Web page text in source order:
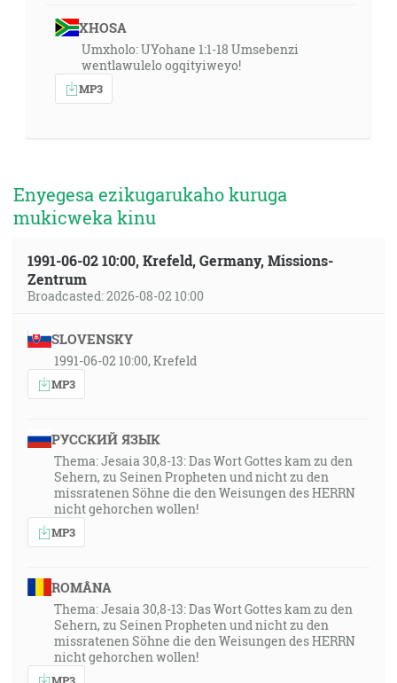
XHOSA
Umxholo: UYohane 1:1-18 Umsebenzi
wentlawulelo ogqityiweyo!
MP3
Enyegesa ezikugarukaho kuruga
mukicweka kinu
1991-06-02 10:00, Krefeld, Germany, Missions-
Zentrum
Broadcasted: 2026-08-02 10:00
SLOVENSKY
1991-06-02 10:00, Krefeld
MP3
РУССКИЙ ЯЗЫК
Thema: Jesaia 30,8-13: Das Wort Gottes kam zu den
Sehern, zu Seinen Propheten und nicht zu den
missratenen Söhne die den Weisungen des HERRN
nicht gehorchen wollen!
MP3
ROMÂNA
Thema: Jesaia 30,8-13: Das Wort Gottes kam zu den
Sehern, zu Seinen Propheten und nicht zu den
missratenen Söhne die den Weisungen des HERRN
nicht gehorchen wollen!